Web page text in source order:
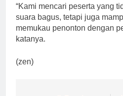
“Kami mencari peserta yang
suara bagus, tetapi juga
memukau penonton dengan
katanya.
(zen)